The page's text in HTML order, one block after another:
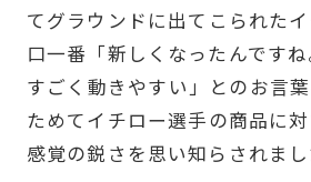
てグラウンドに出てこられた
口一番「新しくなったんですね
すごく動きやすい」とのお言
ためてイチロー選手の商品に
感覚の鋭さを思い知らされまし